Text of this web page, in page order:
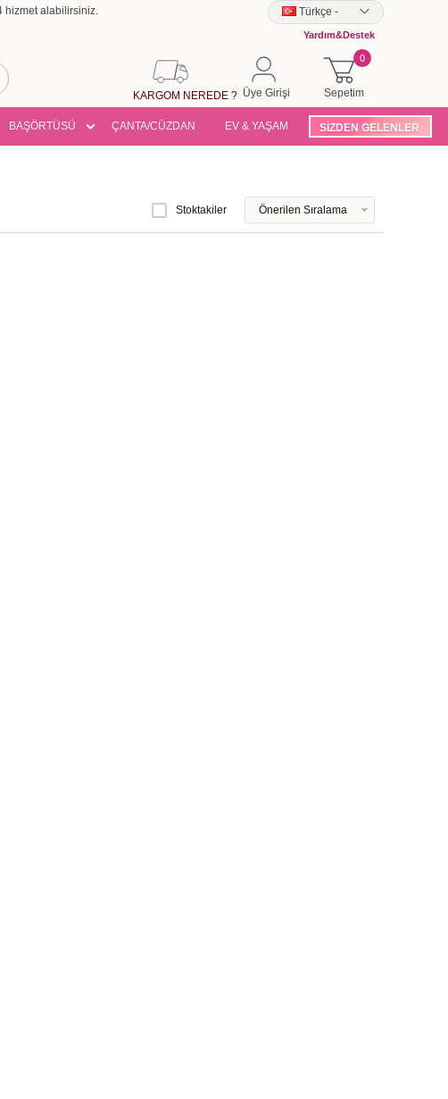
hizmet alabilirsiniz. Türkçe -
Yardım&Destek
Sepetim
0
Üye Girişi
KARGOM NEREDE ?
BAŞÖRTÜSÜ ÇANTA/CÜZDAN EV & YAŞAM SİZDEN GELENLER
Stoktakiler